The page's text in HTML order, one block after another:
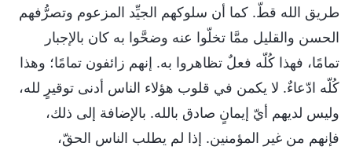
طريق الله قطّ. كما أن سلوكهم الجيِّد المزعوم وتصرُّفهم
الحسن والقليل ممَّا تخلّوا عنه وضحَّوا به كان بالإجبار
تمامًا، فهذا كُلّه فعلٌ تظاهروا به. إنهم زائفون تمامًا؛ وهذا
كُلّه ادّعاءٌ. لا يكمن في قلوب هؤلاء الناس أدنى توقيرٍ لله،
وليس لديهم أيّ إيمانٍ صادق بالله. بالإضافة إلى ذلك،
فإنهم من غير المؤمنين. إذا لم يطلب الناس الحقّ،